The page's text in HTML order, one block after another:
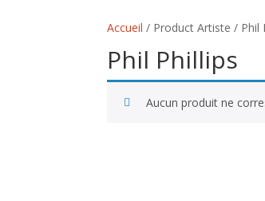
Accueil / Product Artiste / Phil
Phil Phillips
Aucun produit ne